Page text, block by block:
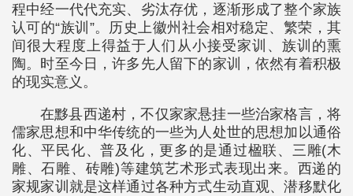
程中经一代代充实、劣汰存优，逐渐形成了整个家族
认可的“族训”。历史上徽州社会相对稳定、繁荣，其
间很大程度上得益于人们从小接受家训、族训的熏
陶。时至今日，许多先人留下的家训，依然有着积极
的现实意义。
在黟县西递村，不仅家家悬挂一些治家格言，将
儒家思想和中华传统的一些为人处世的思想加以通俗
化、平民化、普及化，更多的是通过楹联、三雕(木
雕、石雕、砖雕)等建筑艺术形式表现出来。西递的
家规家训就是这样通过各种方式生动直观、潜移默化